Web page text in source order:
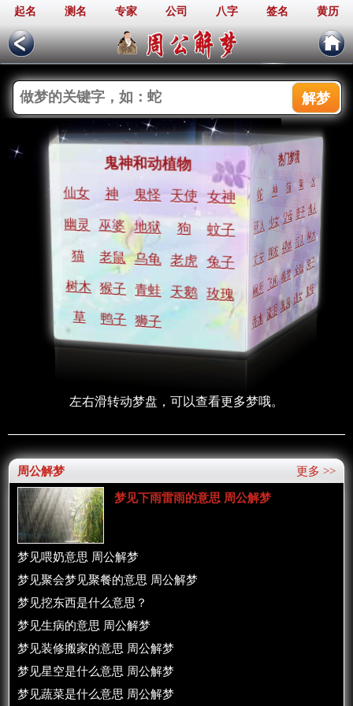
起名 测名 专家 公司 八字 签名 黄历
周公解梦
热门梦境
蛇 神 猫 狗 火
死人 少女父母 妻子 情人
丈夫 朋友 裸体 打人树木
厕所 飞机春梦金钱房子
香水流泪 乳房仙女鬼怪
人物
父母
老师
小孩
兄弟
医生
和尚
女人
丈夫
同学
领导
同事
小偷
少女
导师
名人
护士
英雄
人群
邻居
男孩
生活
告白
爱人
爱情
接吻
发誓
遗弃
私奔
抛弃
金钱
婚礼
学校
表扬
惩罚
打架
强盗
比赛
地狱
战争
监狱
音乐
鬼神和动植物
仙女 神 鬼怪 天使 女神
幽灵 巫婆 地狱 狗 蚊子
猫 老鼠 乌龟 老虎 兔子
树木 猴子 青蛙 天鹅 玫瑰
草 鸭子 狮子
左右滑转动梦盘，可以查看更多梦哦。
更多 >>
周公解梦
梦见下雨雷雨的意思 周公解梦
梦见喂奶意思 周公解梦
梦见聚会梦见聚餐的意思 周公解梦
梦见挖东西是什么意思？
梦见生病的意思 周公解梦
梦见装修搬家的意思 周公解梦
梦见星空是什么意思 周公解梦
梦见蔬菜是什么意思 周公解梦